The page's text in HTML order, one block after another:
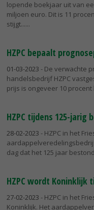
lopende boekjaar uit van
miljoen euro. Dit is 11
stijgt...
HZPC bepaalt
01-03-2023 - De verwachte
handelsbedrijf HZPC
prijs is ongeveer 10
HZPC tijdens 125-jarig
28-02-2023 - HZPC in het
dag dat het 125 jaar
HZPC wordt Koninklijk
27-02-2023 - HZPC in het
Koninklijk. Het